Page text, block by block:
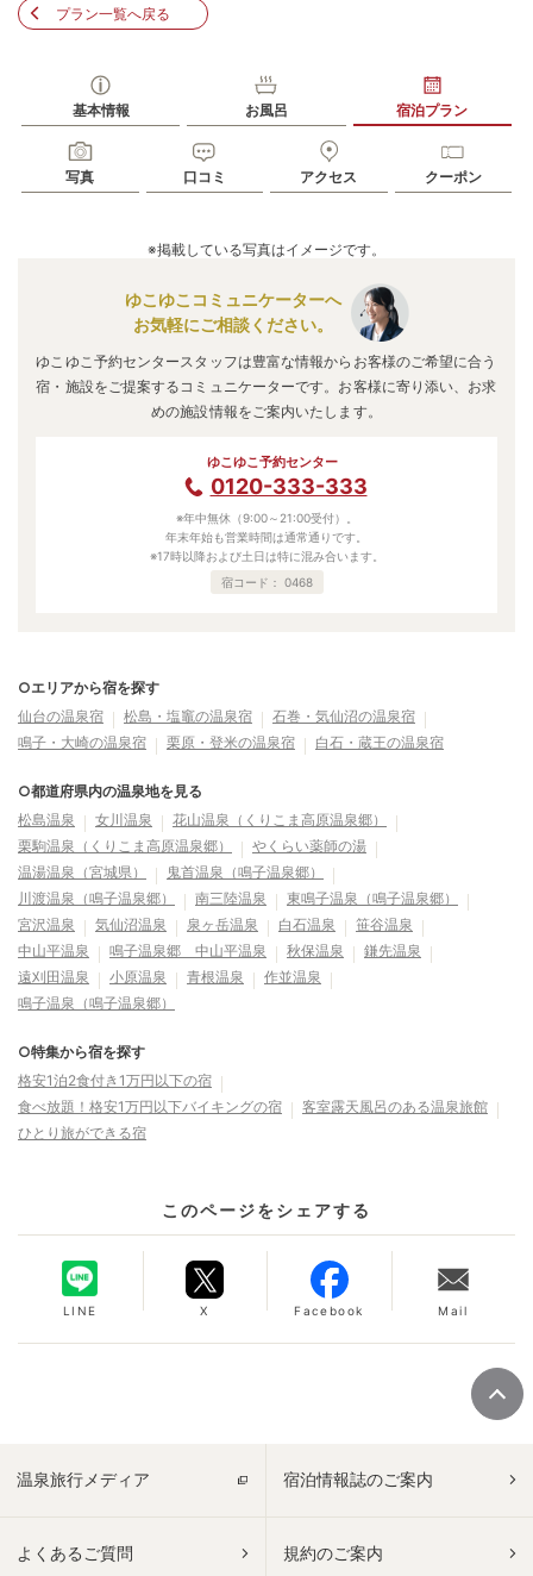
プラン一覧へ戻る
基本情報 お風呂 宿泊プラン
写真 口コミ アクセス クーポン
※掲載している写真はイメージです。
ゆこゆこコミュニケーターへ
お気軽にご相談ください。
ゆこゆこ予約センタースタッフは豊富な情報からお客様のご希望に合う
宿・施設をご提案するコミュニケーターです。お客様に寄り添い、お求
めの施設情報をご案内いたします。
ゆこゆこ予約センター
0120-333-333
※年中無休（9:00～21:00受付）。
年末年始も営業時間は通常通りです。
※17時以降および土日は特に混み合います。
宿コード： 0468
○エリアから宿を探す
仙台の温泉宿
松島・塩竈の温泉宿
石巻・気仙沼の温泉宿
鳴子・大崎の温泉宿
栗原・登米の温泉宿 白石・蔵王の温泉宿
○都道府県内の温泉地を見る
松島温泉
女川温泉
花山温泉（くりこま高原温泉郷）
栗駒温泉（くりこま高原温泉郷）
やくらい薬師の湯
温湯温泉（宮城県）
鬼首温泉（鳴子温泉郷）
川渡温泉（鳴子温泉郷）
南三陸温泉
東鳴子温泉（鳴子温泉郷）
宮沢温泉
気仙沼温泉 泉ヶ岳温泉 白石温泉
笹谷温泉
中山平温泉
鳴子温泉郷 中山平温泉 秋保温泉
鎌先温泉
遠刈田温泉
小原温泉 青根温泉
作並温泉
鳴子温泉（鳴子温泉郷）
○特集から宿を探す
格安1泊2食付き1万円以下の宿
食べ放題！格安1万円以下バイキングの宿
客室露天風呂のある温泉旅館
ひとり旅ができる宿
このページをシェアする
LINE X Facebook Mail
温泉旅行メディア 宿泊情報誌のご案内
よくあるご質問 規約のご案内